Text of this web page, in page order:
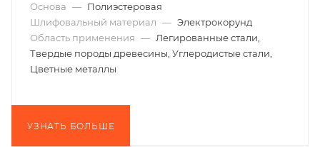
Основа — Полиэстеровая
Шлифовальный материал — Электрокорунд
Область применения — Легированные стали,
Твердые породы древесины, Углеродистые стали,
Цветные металлы
УЗНАТЬ БОЛЬШЕ